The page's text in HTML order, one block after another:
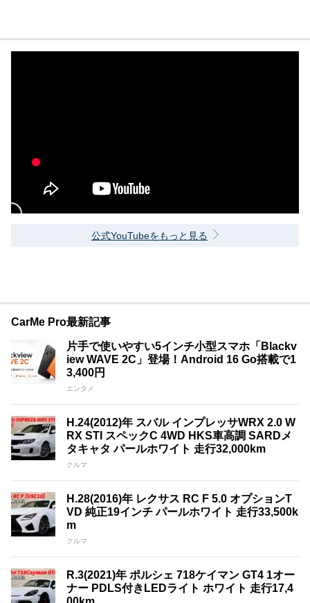
公式YouTubeをもっと見る
CarMe Pro最新記事
片手で使いやすい5インチ小型スマホ「Blackv
iew WAVE 2C」登場！Android 16 Go搭載で1
3,400円
エンタメ
H.24(2012)年 スバル インプレッサWRX 2.0 W
RX STI スペックC 4WD HKS車高調 SARDメ
タキャタ パールホワイト 走行32,000km
クルマ
H.28(2016)年 レクサス RC F 5.0 オプションT
VD 純正19インチ パールホワイト 走行33,500k
m
クルマ
R.3(2021)年 ポルシェ 718ケイマン GT4 1オー
ナー PDLS付きLEDライト ホワイト 走行17,4